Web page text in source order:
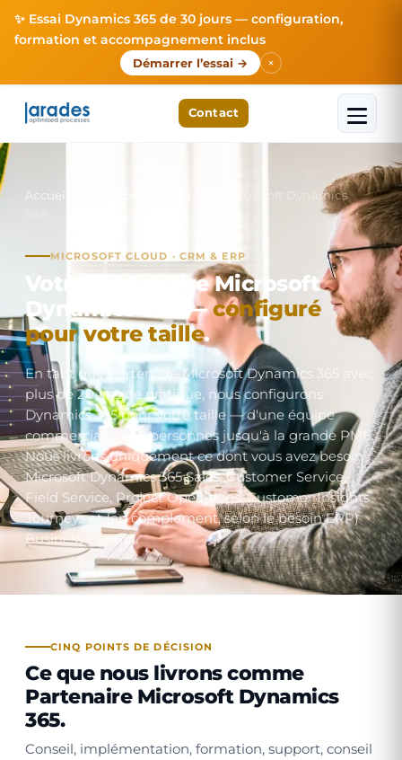
✨ Essai Dynamics 365 de 30 jours — configuration,
formation et accompagnement inclus
Démarrer l’essai → ×
Contact
Accueil
Microsoft Dynamics
MICROSOFT CLOUD · CRM & ERP
Votre Partenaire Microsoft
Dynamics 365 —configuré
pour votre taille.
En tant que Partenaire Microsoft Dynamics 365 avec
plus de 20 ans de pratique, nous configurons
Dynamics 365 pour votre taille — d'une équipe
commerciale de 8 personnes jusqu'à la grande PME.
Nous livrons uniquement ce dont vous avez besoin :
Microsoft Dynamics 365 Sales, Customer Service,
Field Service, Project Opérations, Customer Insights
Journeys et (en complement, selon le besoin ERP)
Business Central.
CINQ POINTS DE DÉCISION
Ce que nous livrons comme
Partenaire Microsoft Dynamics
365.
Conseil, implémentation, formation, support, conseil